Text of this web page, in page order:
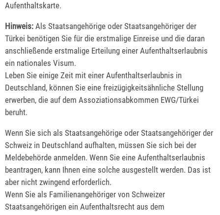
Aufenthaltskarte.
Hinweis: Als Staatsangehörige oder Staatsangehöriger der
Türkei benötigen Sie für die erstmalige Einreise und die daran
anschließende erstmalige Erteilung einer Aufenthaltserlaubnis
ein nationales Visum.
Leben Sie einige Zeit mit einer Aufenthaltserlaubnis in
Deutschland, können Sie eine freizügigkeitsähnliche Stellung
erwerben, die auf dem Assoziationsabkommen EWG/Türkei
beruht.
Wenn Sie sich als Staatsangehörige oder Staatsangehöriger der
Schweiz in Deutschland aufhalten, müssen Sie sich bei der
Meldebehörde anmelden. Wenn Sie eine Aufenthaltserlaubnis
beantragen, kann Ihnen eine solche ausgestellt werden. Das ist
aber nicht zwingend erforderlich.
Wenn Sie als Familienangehöriger von Schweizer
Staatsangehörigen ein Aufenthaltsrecht aus dem